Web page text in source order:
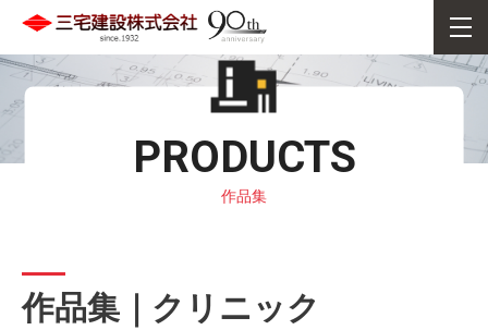
PRODUCTS
作品集
作品集｜クリニック